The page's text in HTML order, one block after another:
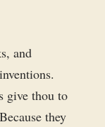
and
give thou to
they